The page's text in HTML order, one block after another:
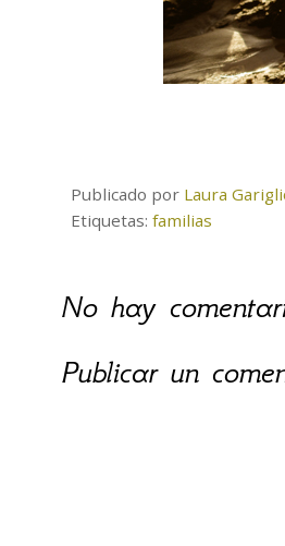
Publicado por Laura
Etiquetas: familias
No hay
Publicar un